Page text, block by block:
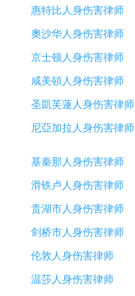
惠特比人身伤害律师
奧沙华人身伤害律师
京士顿人身伤害律师
咸美頓人身伤害律师
圣凱芙蓮人身伤害律师
尼亞加拉人身伤害律师
基秦那人身伤害律师
滑铁卢人身伤害律师
贵湖市人身伤害律师
剑桥市人身伤害律师
伦敦人身伤害律师
温莎人身伤害律师